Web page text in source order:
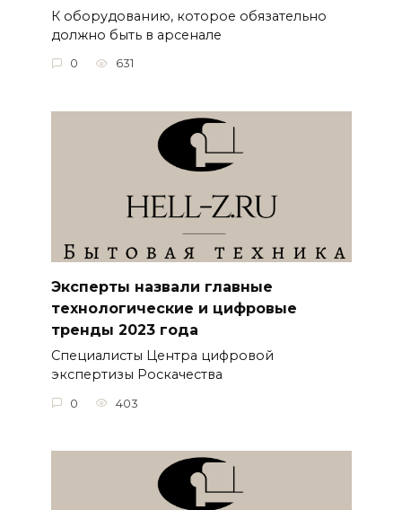
К оборудованию, которое обязательно
должно быть в арсенале
0 631
Эксперты назвали главные
технологические и цифровые
тренды 2023 года
Специалисты Центра цифровой
экспертизы Роскачества
0 403